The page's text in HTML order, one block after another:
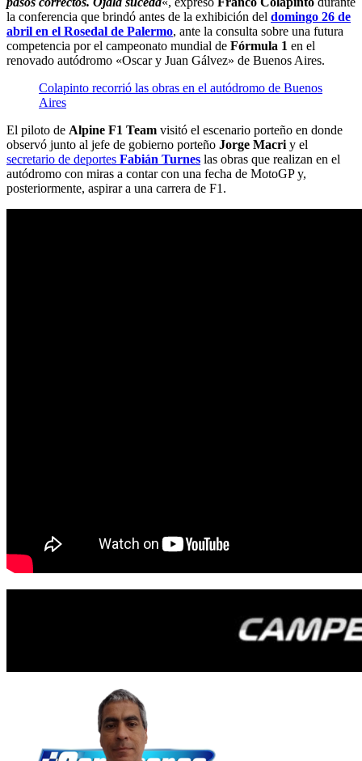
la conferencia que brindó antes de la exhibición del domingo 26 de
abril en el Rosedal de Palermo, ante la consulta sobre una futura
competencia por el campeonato mundial de Fórmula 1 en el
renovado autódromo «Oscar y Juan Gálvez» de Buenos Aires.
Colapinto recorrió las obras en el autódromo de Buenos
Aires
El piloto de Alpine F1 Team visitó el escenario porteño en donde
observó junto al jefe de gobierno porteño Jorge Macri y el
secretario de deportes Fabián Turnes las obras que realizan en el
autódromo con miras a contar con una fecha de MotoGP y,
posteriormente, aspirar a una carrera de F1.